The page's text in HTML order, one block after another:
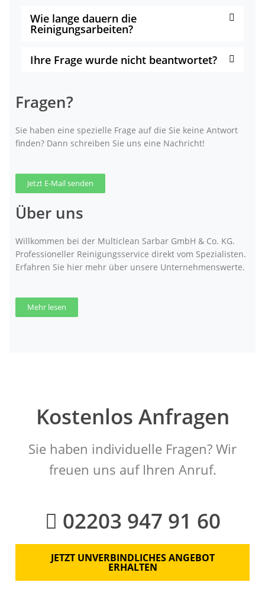
Wie lange dauern die
Reinigungsarbeiten?
Ihre Frage wurde nicht beantwortet?
Fragen?
Sie haben eine spezielle Frage auf die Sie keine Antwort
finden? Dann schreiben Sie uns eine Nachricht!
Jetzt E-Mail senden
Über uns
Willkommen bei der Multiclean Sarbar GmbH & Co. KG.
Professioneller Reinigungsservice direkt vom Spezialisten.
Erfahren Sie hier mehr über unsere Unternehmenswerte.
Mehr lesen
Kostenlos Anfragen
Sie haben individuelle Fragen? Wir
freuen uns auf Ihren Anruf.
02203 947 91 60
JETZT UNVERBINDLICHES ANGEBOT
ERHALTEN